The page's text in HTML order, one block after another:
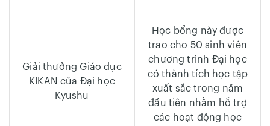
Giải thưởng Giáo dục
KIKAN của Đại học
Kyushu
Học bổng này được
trao cho 50 sinh viên
chương trình Đại học
có thành tích học tập
xuất sắc trong năm
đầu tiên nhằm hỗ trợ
các hoạt động học